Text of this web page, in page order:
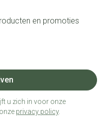
en promoties
u zich in voor onze
privacy policy.